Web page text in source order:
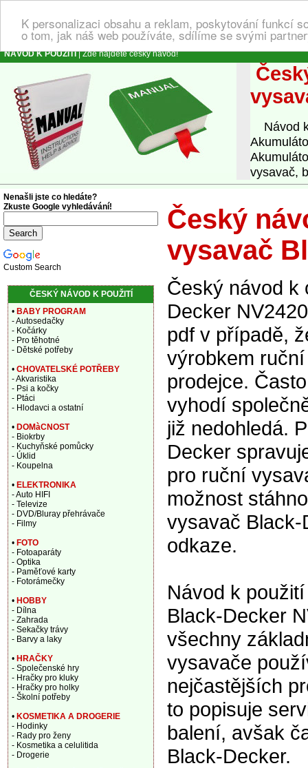
K personalizaci obsahu a reklam, poskytování funkcí
o tom, jak náš web používáte, sdílíme se svými
NÁVOD K POUŽITÍ| Zde najdete český návod!
Návod k
vysavač,
Český
vysavač
Český návod k
Decker
pdf v případě,
výrobkem
prodejce.
vyhodí
již nedohledá.
Decker
pro ruční
možnost
vysavač Black-
odkaze.
Návod k
Black-Decker
všechny
vysavače
nejčastějších
to popisuje
balení, avšak
Black-Decker.
Nenašli jste co hledáte?
Zkuste Google vyhledávání!
Custom Search
ČESKÝ NÁVOD K POUŽITÍ
• BABY PROGRAM
- Autosedačky
- Kočárky
- Pro těhotné
- Dětské potřeby
• CHOVATELSKÉ POTŘEBY
- Akvaristika
- Psi a kočky
- Ptáci
- Hlodavci a ostatní
• DOMàCNOST
- Biokrby
- Kuchyňské pomůcky
- Úklid
- Koupelna
• ELEKTRONIKA
- Auto HIFI
- Televize
- DVD/Bluray přehrávače
- Filmy
• FOTO
- Fotoaparáty
- Optika
- Paměťové karty
- Fotorámečky
• HOBBY
- Dílna
- Zahrada
- Sekačky trávy
- Barvy a laky
• HRAČKY
- Společenské hry
- Hračky pro kluky
- Hračky pro holky
- Školní potřeby
• KOSMETIKA A DROGERIE
- Hodinky
- Rady pro ženy
- Kosmetika a celulitida
- Drogerie